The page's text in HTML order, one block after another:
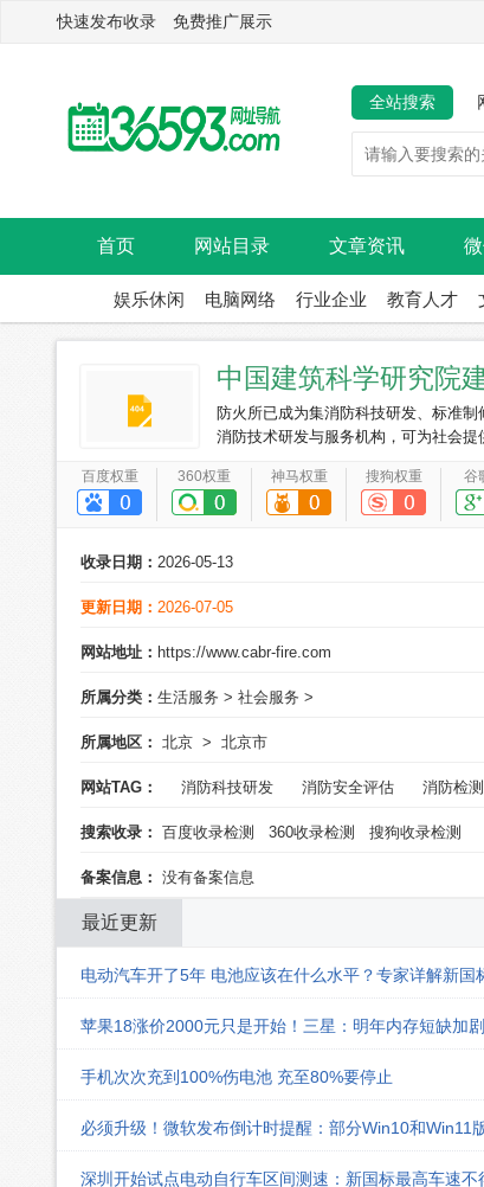
快速发布收录 免费推广展示
全站搜索
首页 网站目录 文章资讯
娱乐休闲 电脑网络 行业企业 教育人才
中国建筑科学研究院
防火所已成为集消防科技研发、标准
消防技术研发与服务机构，可为社会提
百度权重 360权重 神马权重 搜狗权重 谷
收录日期： 2026-05-13
更新日期： 2026-07-05
网站地址： https://www.cabr-fire.com
所属分类： 生活服务 > 社会服务 >
所属地区： 北京 > 北京市
网站TAG： 消防科技研发 消防安全评估 消防检
搜索收录： 百度收录检测 360收录检测 搜狗收录检测
备案信息： 没有备案信息
最近更新
电动汽车开了5年 电池应该在什么水平？专家详解新国
苹果18涨价2000元只是开始！三星：明年内存短缺加
手机次次充到100%伤电池 充至80%要停止
必须升级！微软发布倒计时提醒：部分Win10和Win11
深圳开始试点电动自行车区间测速：新国标最高车速不